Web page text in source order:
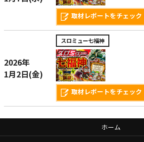
取材レポートをチェック
2026年
1月2日(金)
スロミュー七福神
取材レポートをチェック
ホーム